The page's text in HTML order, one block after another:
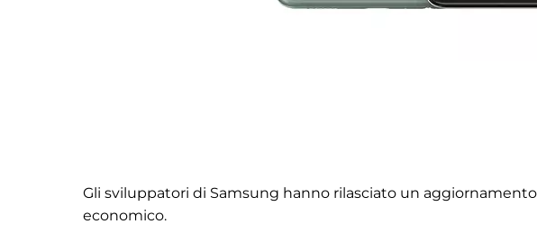
Gli sviluppatori di Samsung hanno rilasciato un
economico.